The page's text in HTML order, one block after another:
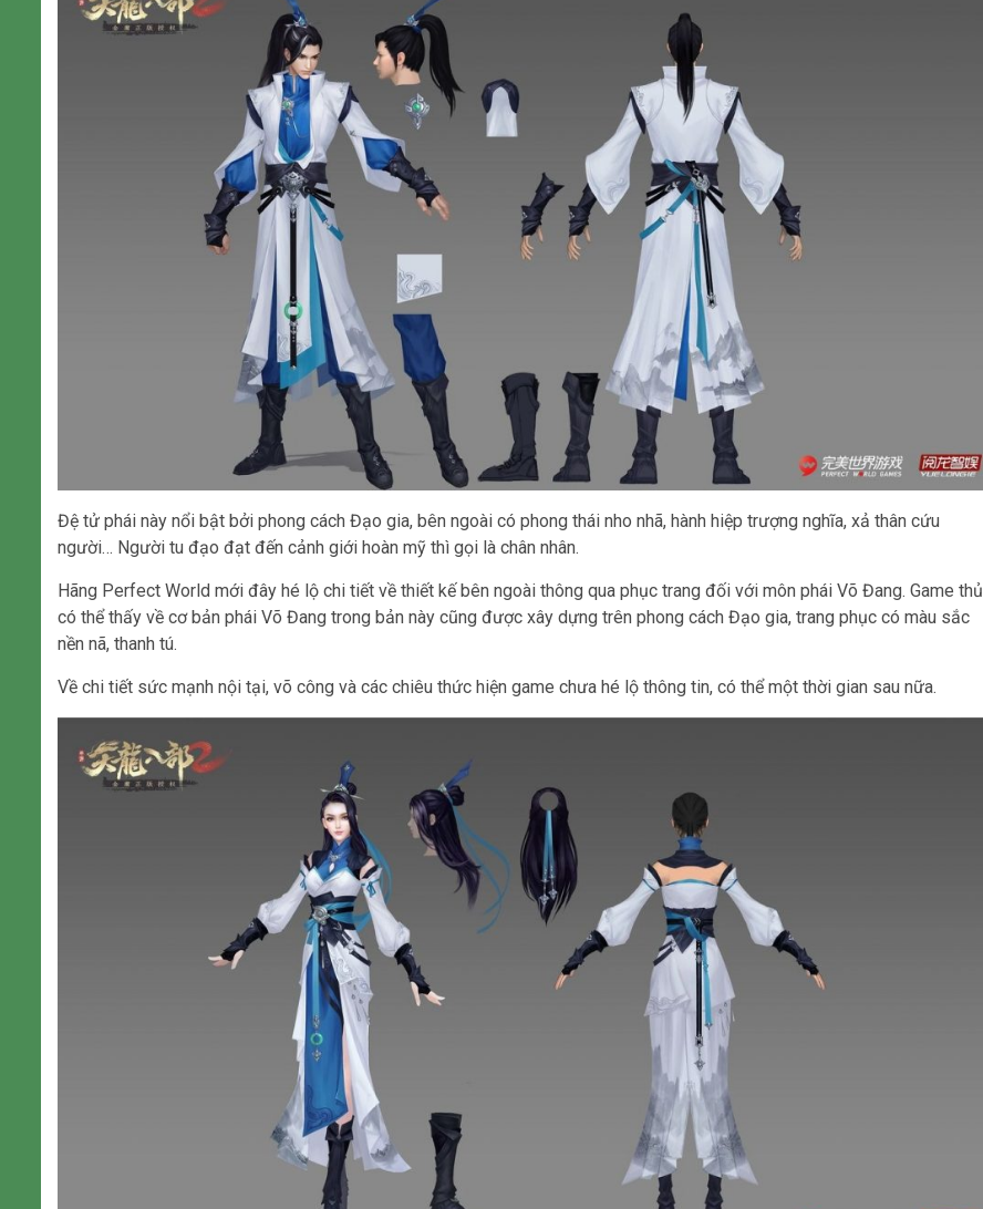
Đệ tử phái này nổi bật bởi phong cách Đạo gia, bên ngoài có phong thái nho nhã, hành hiệp trượng nghĩa, xả thân cứu
người… Người tu đạo đạt đến cảnh giới hoàn mỹ thì gọi là chân nhân.
Hãng Perfect World mới đây hé lộ chi tiết về thiết kế bên ngoài thông qua phục trang đối với môn phái Võ Đang. Game thủ
có thể thấy về cơ bản phái Võ Đang trong bản này cũng được xây dựng trên phong cách Đạo gia, trang phục có màu sắc
nền nã, thanh tú.
Về chi tiết sức mạnh nội tại, võ công và các chiêu thức hiện game chưa hé lộ thông tin, có thể một thời gian sau nữa.